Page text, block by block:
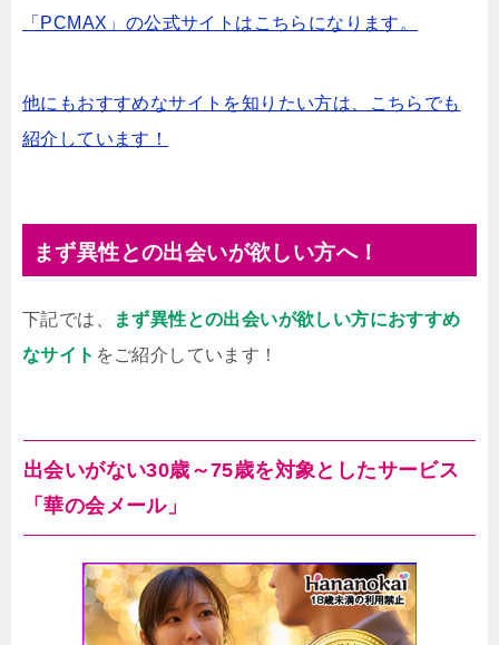
「PCMAX」の公式サイトはこちらになります。
他にもおすすめなサイトを知りたい方は、こちらでも
紹介しています！
まず異性との出会いが欲しい方へ！
下記では、
まず異性との出会いが欲しい方におすすめ
なサイト をご紹介しています！
出会いがない30歳～75歳を対象としたサービス
「華の会メール」